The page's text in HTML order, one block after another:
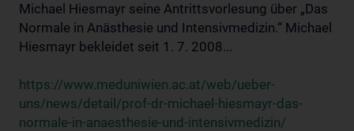
Michael Hiesmayr seine Antrittsvorlesung über „Das
Normale in Anästhesie und Intensivmedizin.“ Michael
Hiesmayr bekleidet seit 1. 7. 2008...
https://www.meduniwien.ac.at/web/ueber-
uns/news/detail/prof-dr-michael-hiesmayr-das-
normale-in-anaesthesie-und-intensivmedizin/